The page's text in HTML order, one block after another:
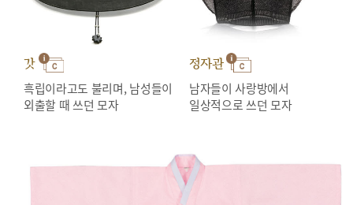
갓
흑립이라고도 불리며, 남성들이
외출할 때 쓰던 모자
정자관
남자들이 사랑방에서
일상적으로 쓰던 모자